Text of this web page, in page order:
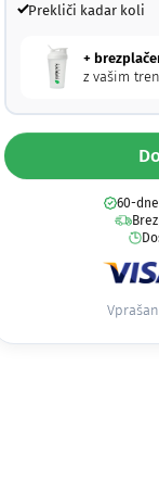
Prekliči kadar koli
+
z vašim
60-